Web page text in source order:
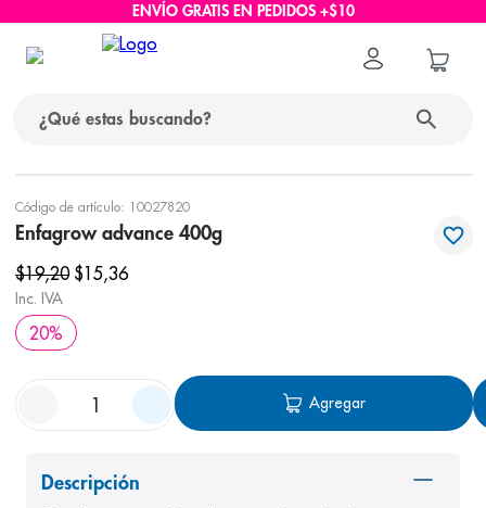
ENVÍO GRATIS EN PEDIDOS +$10
Código de artículo: 10027820
Enfagrow advance 400g
$19,20 $15,36
Inc. IVA
20%
Agregar
Descripción
1. protector solar
2. pañales
3. eucerin
nivea
6. bioderma
7 shampoo